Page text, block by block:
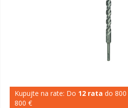
Kupujte na rate: Do 12 rata do
800 €